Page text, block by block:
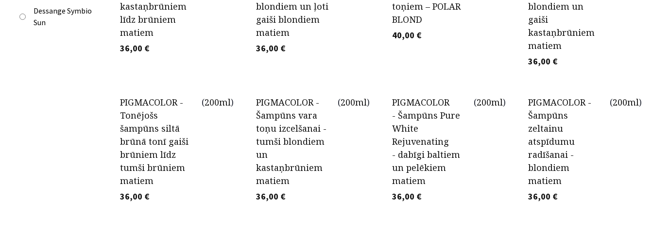
Dessange Symbio
Sun
kastaņbrūniem
līdz brūniem
matiem
36,00 €
blondiem un ļoti
gaiši blondiem
matiem
36,00 €
toņiem – POLAR
BLOND
40,00 €
blondiem un
gaiši
kastaņbrūniem
matiem
36,00 €
PIGMACOLOR -
Tonējošs
šampūns siltā
brūnā tonī gaiši
brūniem līdz
tumši brūniem
matiem
(200ml)
36,00 €
PIGMACOLOR -
Šampūns vara
toņu izcelšanai -
tumši blondiem
un
kastaņbrūniem
matiem
(200ml)
36,00 €
PIGMACOLOR
- Šampūns Pure
White
Rejuvenating
- dabīgi baltiem
un pelēkiem
matiem
(200ml)
36,00 €
PIGMACOLOR -
Šampūns
zeltainu
atspīdumu
radīšanai -
blondiem
matiem
(200ml)
36,00 €